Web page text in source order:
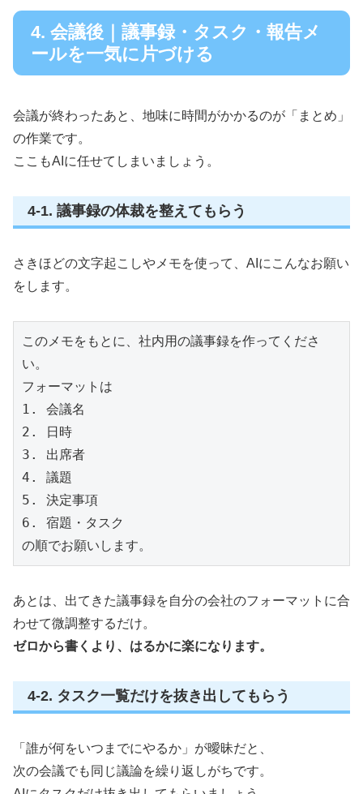
4. 会議後｜議事録・タスク・報告メ
ールを一気に片づける
会議が終わったあと、地味に時間がかかるのが「まとめ」
の作業です。
ここもAIに任せてしまいましょう。
4-1. 議事録の体裁を整えてもらう
さきほどの文字起こしやメモを使って、AIにこんなお願い
をします。
このメモをもとに、社内用の議事録を作ってくださ
い。
フォーマットは
1. 会議名
2. 日時
3. 出席者
4. 議題
5. 決定事項
6. 宿題・タスク
の順でお願いします。
あとは、出てきた議事録を自分の会社のフォーマットに合
わせて微調整するだけ。
ゼロから書くより、はるかに楽になります。
4-2. タスク一覧だけを抜き出してもらう
「誰が何をいつまでにやるか」が曖昧だと、
次の会議でも同じ議論を繰り返しがちです。